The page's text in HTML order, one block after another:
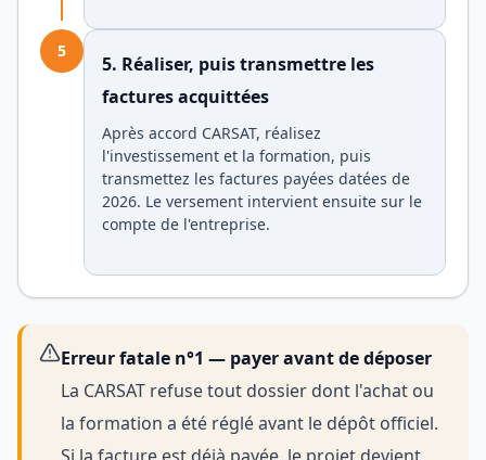
5
5. Réaliser, puis transmettre les
factures acquittées
Après accord CARSAT, réalisez
l'investissement et la formation, puis
transmettez les factures payées datées de
2026. Le versement intervient ensuite sur le
compte de l'entreprise.
Erreur fatale n°1 — payer avant de déposer
La CARSAT refuse tout dossier dont l'achat ou
la formation a été réglé avant le dépôt officiel.
Si la facture est déjà payée, le projet devient